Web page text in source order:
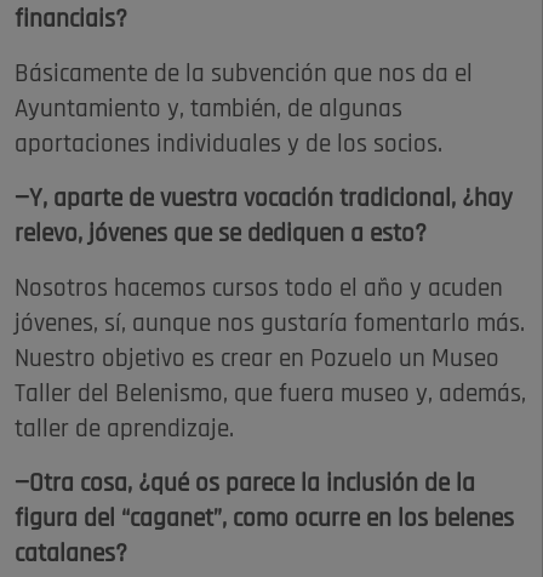
financiais?
Básicamente de la subvención que nos da el
Ayuntamiento y, también, de algunas
aportaciones individuales y de los socios.
—Y, aparte de vuestra vocación tradicional, ¿hay
relevo, jóvenes que se dediquen a esto?
Nosotros hacemos cursos todo el año y acuden
jóvenes, sí, aunque nos gustaría fomentarlo más.
Nuestro objetivo es crear en Pozuelo un Museo
Taller del Belenismo, que fuera museo y, además,
taller de aprendizaje.
—Otra cosa, ¿qué os parece la inclusión de la
figura del “caganet”, como ocurre en los belenes
catalanes?